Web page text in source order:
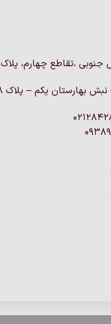
،تقاطع چهارم، پلاک 619/1
بهارستان یکم – پلاک ۴۷۸